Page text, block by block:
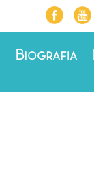
Biografia